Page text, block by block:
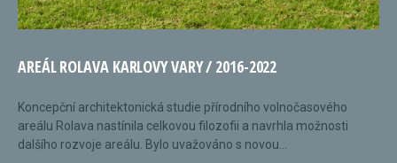
AREÁL ROLAVA KARLOVY VARY / 2016-2022
Koncepční architektonická studie přírodního volnočasového
areálu Rolava nastínila celkovou filozofii a navrhla možnosti
dalšího rozvoje areálu. Bylo uvažováno s novou...